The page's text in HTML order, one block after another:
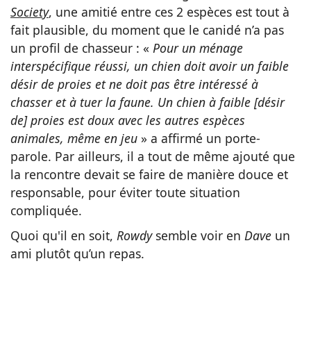
Society, une amitié entre ces 2 espèces est tout à
fait plausible, du moment que le canidé n’a pas
un profil de chasseur : « Pour un ménage
interspécifique réussi, un chien doit avoir un faible
désir de proies et ne doit pas être intéressé à
chasser et à tuer la faune. Un chien à faible [désir
de] proies est doux avec les autres espèces
animales, même en jeu » a affirmé un porte-
parole. Par ailleurs, il a tout de même ajouté que
la rencontre devait se faire de manière douce et
responsable, pour éviter toute situation
compliquée.
Quoi qu'il en soit, Rowdy semble voir en Dave un
ami plutôt qu’un repas.